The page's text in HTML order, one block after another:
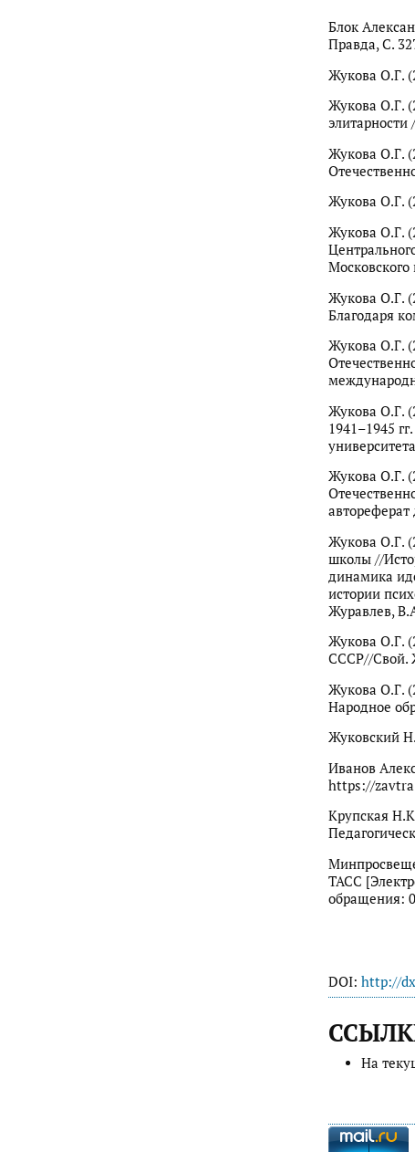
Блок
Правда, С.
Жукова О.Г.
Жукова О.Г.
Жукова О.Г.
Жукова О.Г.
Жукова О.Г.
Жукова О.Г.
Благодаря
Жукова О.Г.
Жукова О.Г.
1941–1945
Жукова О.Г.
Жукова О.Г.
школы //
динамика
истории
Журавлев,
Жукова О.Г.
СССР//Свой.
Жукова О.Г.
Народное
Жуковский
Иванов
https://
Крупская
ТАСС
обращения:
DOI: http://
На